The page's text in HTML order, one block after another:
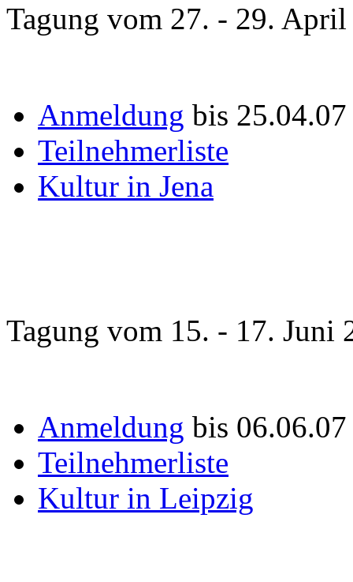
Tagung vom 27. - 29.
Anmeldung bis
Teilnehmerliste
Kultur in Jena
Tagung vom 15. - 17. Juni
Anmeldung bis
Teilnehmerliste
Kultur in Leipzig